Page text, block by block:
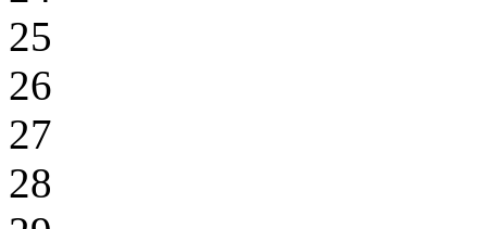
25
26
27
28